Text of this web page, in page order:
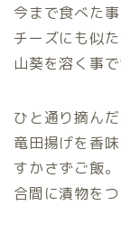
今まで食べた事
チーズにも似た
山葵を溶く事
ひと通り摘ん
竜田揚げを香
すかさずご飯。
合間に漬物をつ